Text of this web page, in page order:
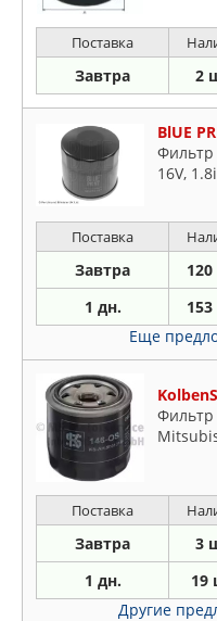
Поставка
Завтра 2
BlUE
16V,
Поставка
Завтра
1 дн.
Еще
Фильтр
Поставка
Завтра 3
1 дн. 19
Другие